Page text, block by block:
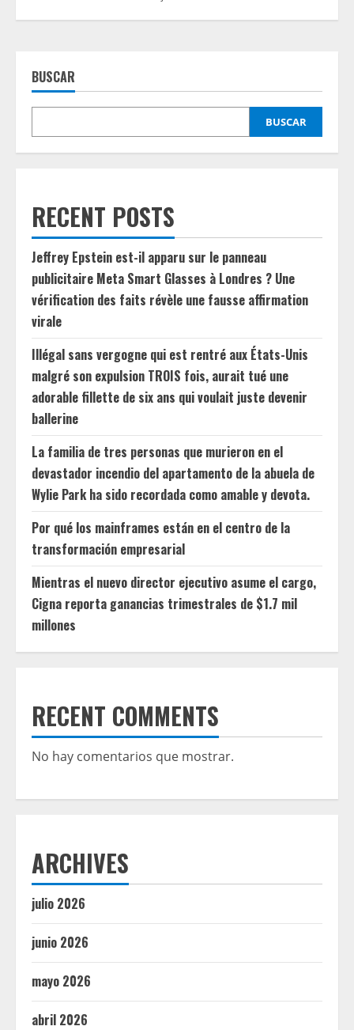
BUSCAR
BUSCAR
RECENT POSTS
Jeffrey Epstein est-il apparu sur le panneau
publicitaire Meta Smart Glasses à Londres ? Une
vérification des faits révèle une fausse affirmation
virale
Illégal sans vergogne qui est rentré aux États-Unis
malgré son expulsion TROIS fois, aurait tué une
adorable fillette de six ans qui voulait juste devenir
ballerine
La familia de tres personas que murieron en el
devastador incendio del apartamento de la abuela de
Wylie Park ha sido recordada como amable y devota.
Por qué los mainframes están en el centro de la
transformación empresarial
Mientras el nuevo director ejecutivo asume el cargo,
Cigna reporta ganancias trimestrales de $1.7 mil
millones
RECENT COMMENTS
No hay comentarios que mostrar.
ARCHIVES
julio 2026
junio 2026
mayo 2026
abril 2026